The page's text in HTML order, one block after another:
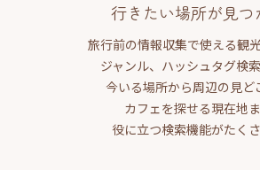
行きたい場所が見つ
旅行前の情報収集で使える観光
ジャンル、ハッシュタグ検索
今いる場所から周辺の見ど
カフェを探せる現在地
役に立つ検索機能がたくさ